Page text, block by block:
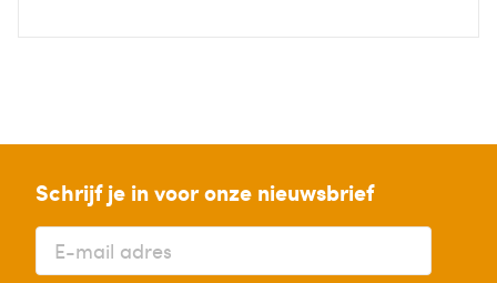
Schrijf je in voor onze nieuwsbrief